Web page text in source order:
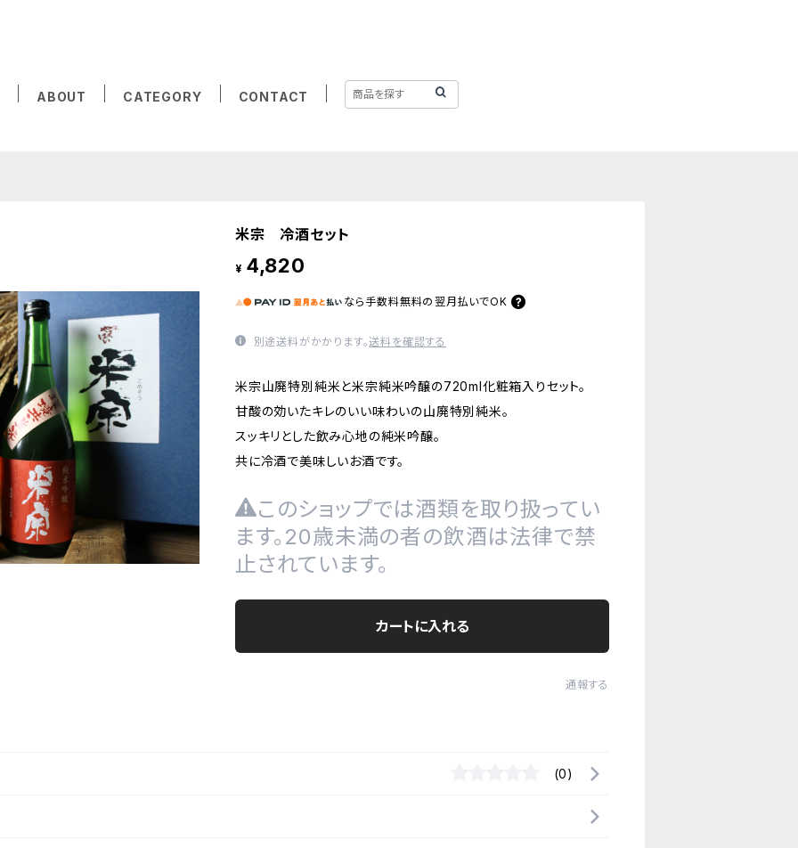
ABOUT CATEGORY CONTACT
米宗 冷酒セット
¥ 4,820
なら 手数料無料の 翌月払いでOK
別途送料がかかります。送料を確認する
米宗山廃特別純米と米宗純米吟醸の720ml化粧箱入りセット。
甘酸の効いたキレのいい味わいの山廃特別純米。
スッキリとした飲み心地の純米吟醸。
共に冷酒で美味しいお酒です。
このショップでは酒類を取り扱ってい
ます。20歳未満の者の飲酒は法律で禁
止されています。
カートに入れる
通報する
(0)